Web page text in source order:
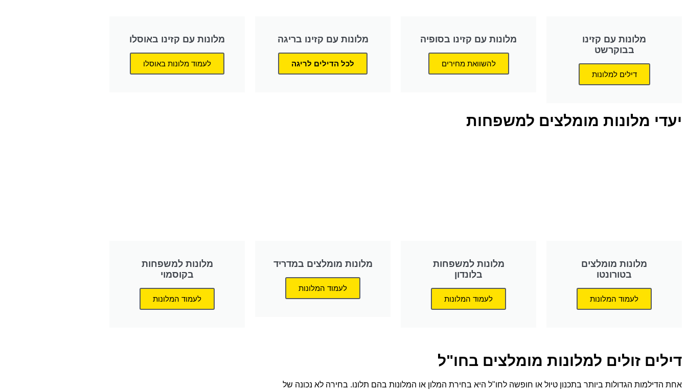
מלונות עם קזינו
בבוקרשט
דילים למלונות
מלונות עם קזינו בסופיה
להשוואת מחירים
מלונות עם קזינו בריגה
לכל הדילים לריגה
מלונות עם קזינו באוסלו
לעמוד מלונות באוסלו
יעדי מלונות מומלצים למשפחות
מלונות מומלצים
בטורונטו
לעמוד המלונות
מלונות למשפחות
בלונדון
לעמוד המלונות
מלונות מומלצים במדריד
לעמוד המלונות
מלונות למשפחות
בקוסמוי
לעמוד המלונות
דילים זולים למלונות מומלצים בחו"ל
אחת הדילמות הגדולות ביותר בתכנון טיול או חופשה לחו"ל היא בחירת המלון או המלונות בהם תלונו. בחירה לא נכונה של